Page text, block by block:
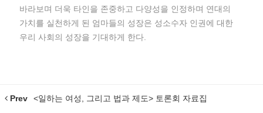
바라보며 더욱 타인을 존중하고 다양성을 인정하며 연대의
가치를 실천하게 된 엄마들의 성장은 성소수자 인권에 대한
우리 사회의 성장을 기대하게 한다.
Prev <일하는 여성, 그리고 법과 제도> 토론회 자료집